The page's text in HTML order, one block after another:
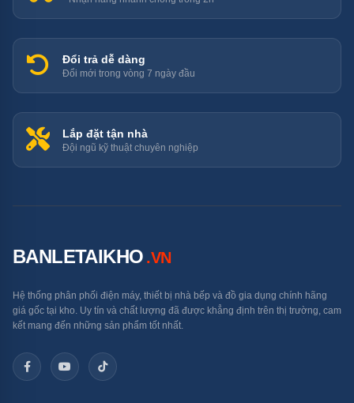
Đổi trả dễ dàng
Đổi mới trong vòng 7 ngày đầu
Lắp đặt tận nhà
Đội ngũ kỹ thuật chuyên nghiệp
BANLETAIKHO .VN
Hệ thống phân phối điện máy, thiết bị nhà bếp và đồ gia dụng chính hãng
giá gốc tại kho. Uy tín và chất lượng đã được khẳng định trên thị trường, cam
kết mang đến những sản phẩm tốt nhất.